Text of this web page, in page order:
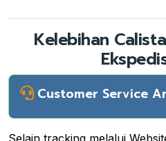
Kelebihan
Customer Service
Selain tracking melalui